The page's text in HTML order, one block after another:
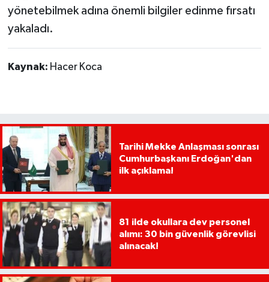
yönetebilmek adına önemli bilgiler edinme fırsatı
yakaladı.
Kaynak: Hacer Koca
Tarihi Mekke Anlaşması sonrası
Cumhurbaşkanı Erdoğan'dan
ilk açıklama!
81 ilde okullara dev personel
alımı: 30 bin güvenlik görevlisi
alınacak!